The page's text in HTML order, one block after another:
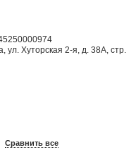
ул. Хуторская 2-я, д. 38А, стр.
Сравнить все